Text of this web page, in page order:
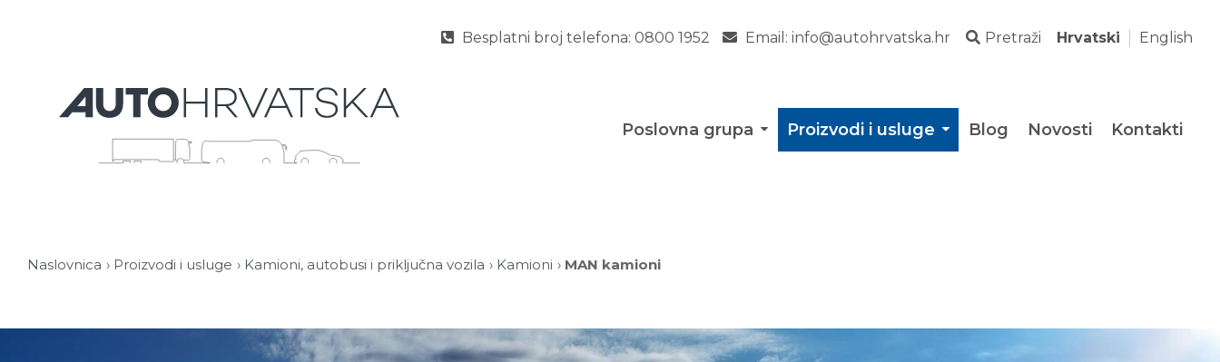
Besplatni broj telefona: 0800 1952 Email: info@autohrvatska.hr Pretraži Hrvatski English
Poslovna grupa Proizvodi i usluge Blog Novosti Kontakti
Naslovnica Proizvodi i usluge Kamioni, autobusi i priključna vozila Kamioni MAN kamioni